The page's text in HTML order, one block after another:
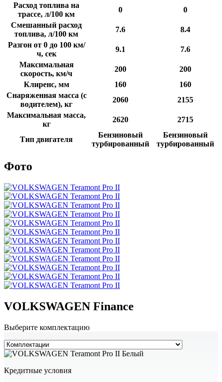
Расход топлива на
трассе, л/100 км
0
0
Смешанный расход
топлива, л/100 км
7.6
8.4
Разгон от 0 до 100 км/
ч, сек
9.1
7.6
Максимальная
скорость, км/ч
200
200
Клиренс, мм
160
160
Снаряженная масса (с
водителем), кг
2060
2155
Максимальная масса,
кг
2620 2715
Тип двигателя
Бензиновый
турбированный
Бензиновый
турбированный
Фото
VOLKSWAGEN Finance
Выберите комплектацию
Кредитные условия